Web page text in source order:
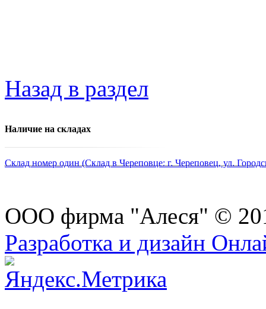
Назад в раздел
Наличие на складах
Склад номер один (Склад в Череповце: г. Череповец, ул.
ООО фирма "Алеся" ©
Разработка и дизайн